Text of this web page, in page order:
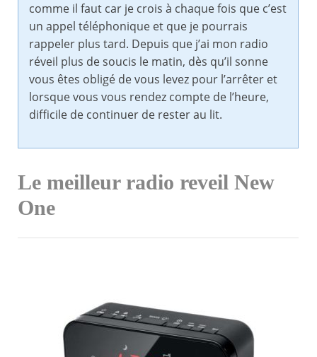
comme il faut car je crois à chaque fois que c’est
un appel téléphonique et que je pourrais
rappeler plus tard. Depuis que j’ai mon radio
réveil plus de soucis le matin, dès qu’il sonne
vous êtes obligé de vous levez pour l’arrêter et
lorsque vous vous rendez compte de l’heure,
difficile de continuer de rester au lit.
Le meilleur radio reveil New
One